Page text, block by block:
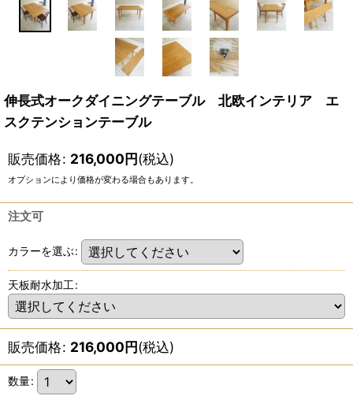
伸長式オークダイニングテーブル 北欧インテリア エ
スクテンションテーブル
販売価格: 216,000円(税込)
オプションにより価格が変わる場合もあります。
注文可
カラーを選ぶ:
天板耐水加工:
販売価格: 216,000円(税込)
数量: